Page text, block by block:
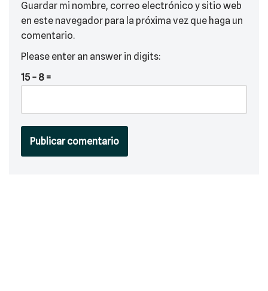
Guardar mi nombre, correo electrónico y sitio web
en este navegador para la próxima vez que haga un
comentario.
Please enter an answer in digits:
15 − 8 =